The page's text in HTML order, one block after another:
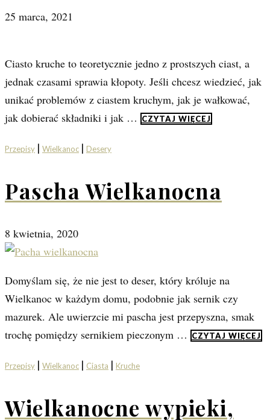
25 marca, 2021
Ciasto kruche to teoretycznie jedno z prostszych ciast, a
jednak czasami sprawia kłopoty. Jeśli chcesz wiedzieć, jak
unikać problemów z ciastem kruchym, jak je wałkować,
jak dobierać składniki i jak …
CZYTAJ WIĘCEJ
Przepisy | Wielkanoc | Desery
Pascha Wielkanocna
8 kwietnia, 2020
Domyślam się, że nie jest to deser, który króluje na
Wielkanoc w każdym domu, podobnie jak sernik czy
mazurek. Ale uwierzcie mi pascha jest przepyszna, smak
trochę pomiędzy sernikiem pieczonym …
CZYTAJ WIĘCEJ
Przepisy | Wielkanoc | Ciasta | Kruche
Wielkanocne wypieki,